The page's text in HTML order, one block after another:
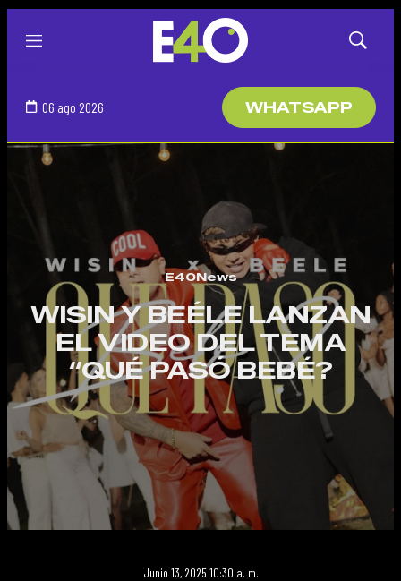
Menú
Mostrar
06 ago 2026 WHATSAPP
E40News
WISIN Y BEÉLE LANZAN
EL VIDEO DEL TEMA
“QUÉ PASÓ BEBÉ?
Junio 13, 2025 10:30 a. m.